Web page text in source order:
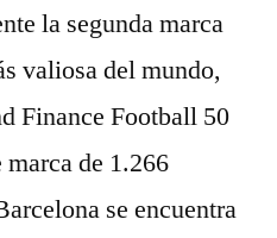
la segunda marca
valiosa del mundo,
Finance Football 50
de 1.266
se encuentra